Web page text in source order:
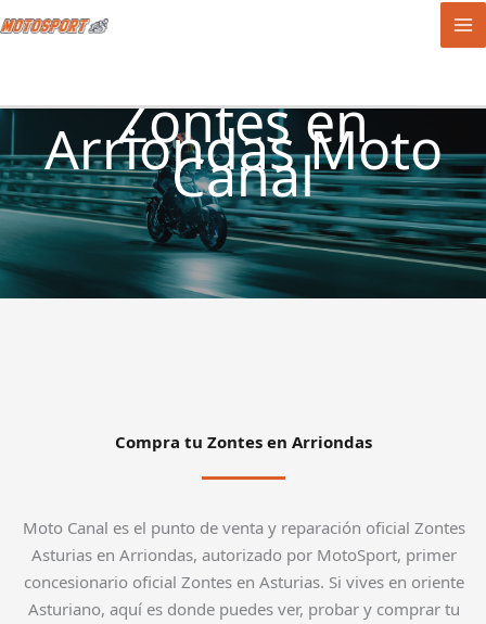
al
Zontes en
Arriondas Moto
Canal
Compra tu Zontes en Arriondas
Moto Canal es el punto de venta y reparación oficial Zontes
Asturias en Arriondas, autorizado por MotoSport, primer
concesionario oficial Zontes en Asturias. Si vives en oriente
Asturiano, aquí es donde puedes ver, probar y comprar tu